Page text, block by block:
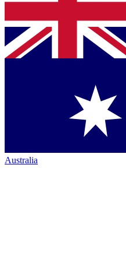
Australia